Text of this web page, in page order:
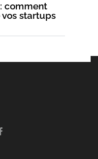
comment
startups